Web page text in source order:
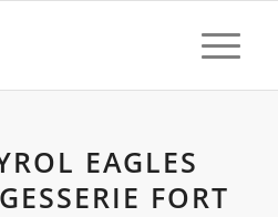
EAGLES
FORT